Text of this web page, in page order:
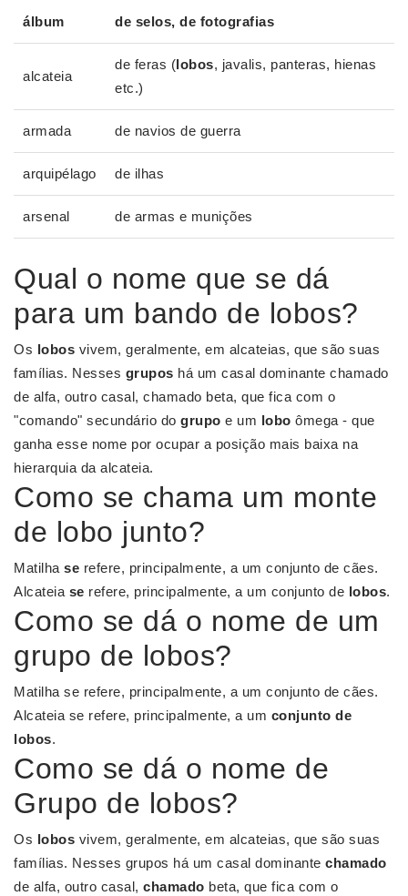
álbum de selos, de fotografias
alcateia
de feras (lobos, javalis, panteras, hienas
etc.)
armada de navios de guerra
arquipélago de ilhas
arsenal de armas e munições
Qual o nome que se dá
para um bando de lobos?
Os lobos vivem, geralmente, em alcateias, que são suas
famílias. Nesses grupos há um casal dominante chamado
de alfa, outro casal, chamado beta, que fica com o
"comando" secundário do grupo e um lobo ômega - que
ganha esse nome por ocupar a posição mais baixa na
hierarquia da alcateia.
Como se chama um monte
de lobo junto?
Matilha se refere, principalmente, a um conjunto de cães.
Alcateia se refere, principalmente, a um conjunto de lobos.
Como se dá o nome de um
grupo de lobos?
Matilha se refere, principalmente, a um conjunto de cães.
Alcateia se refere, principalmente, a um conjunto de
lobos.
Como se dá o nome de
Grupo de lobos?
Os lobos vivem, geralmente, em alcateias, que são suas
famílias. Nesses grupos há um casal dominante chamado
de alfa, outro casal, chamado beta, que fica com o